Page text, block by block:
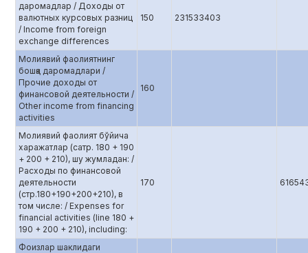
даромадлар / Доходы от
валютных курсовых разниц
/ Income from foreign
exchange differences
150 231533403
Молиявий фаолиятнинг
бошқа даромадлари /
Прочие доходы от
финансовой деятельности /
Other income from financing
activities
160
Молиявий фаолият бўйича
харажатлар (сатр. 180 + 190
+ 200 + 210), шу жумладан: /
Расходы по финансовой
деятельности
(стр.180+190+200+210), в
том числе: / Expenses for
financial activities (line 180 +
190 + 200 + 210), including:
170
Фоизлар шаклидаги